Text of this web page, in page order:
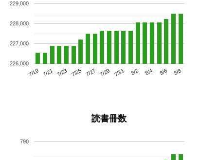
7/19 7/21 7/23 7/25 7/27 7/29 7/31 8/2 8/4 8/6 8/8
226,000
227,000
228,000
229,000
読書冊数
790